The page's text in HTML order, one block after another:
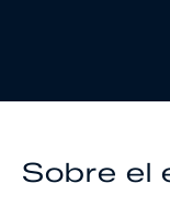
Sobre el